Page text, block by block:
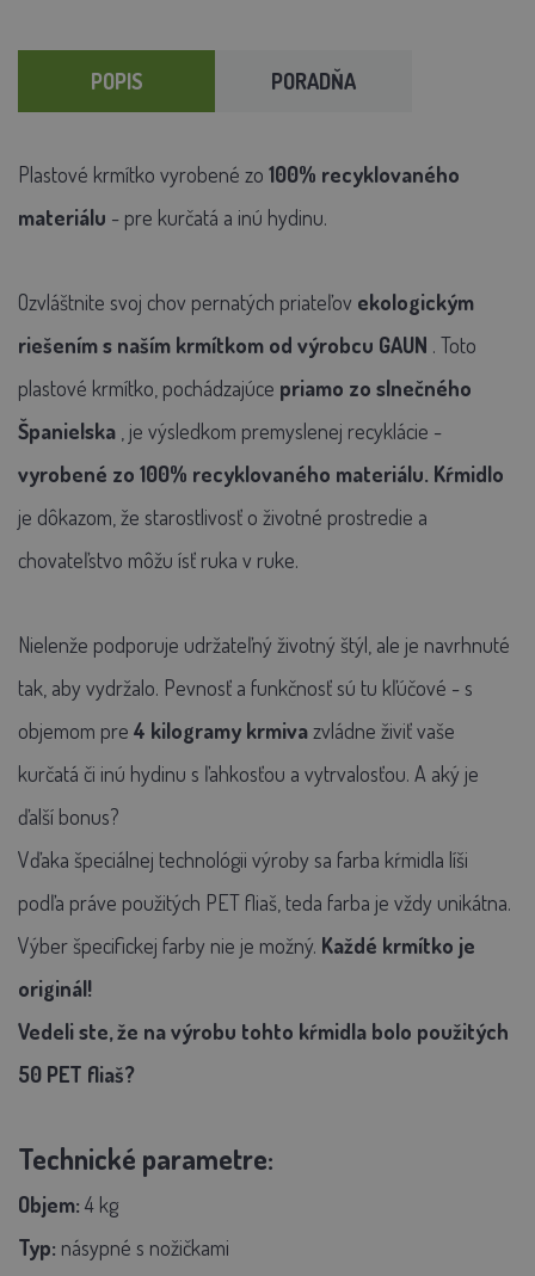
POPIS PORADŇA
Plastové krmítko vyrobené zo 100% recyklovaného
materiálu - pre kurčatá a inú hydinu.
Ozvláštnite svoj chov pernatých priateľov ekologickým
riešením s naším krmítkom od výrobcu GAUN . Toto
plastové krmítko, pochádzajúce priamo zo slnečného
Španielska , je výsledkom premyslenej recyklácie -
vyrobené zo 100% recyklovaného materiálu. Kŕmidlo
je dôkazom, že starostlivosť o životné prostredie a
chovateľstvo môžu ísť ruka v ruke.
Nielenže podporuje udržateľný životný štýl, ale je navrhnuté
tak, aby vydržalo. Pevnosť a funkčnosť sú tu kľúčové - s
objemom pre 4 kilogramy krmivazvládne živiť vaše
kurčatá či inú hydinu s ľahkosťou a vytrvalosťou. A aký je
ďalší bonus?
Vďaka špeciálnej technológii výroby sa farba kŕmidla líši
podľa práve použitých PET fliaš, teda farba je vždy unikátna.
Výber špecifickej farby nie je možný. Každé krmítko je
originál!
Vedeli ste, že na výrobu tohto kŕmidla bolo použitých
50 PET fliaš?
Technické parametre:
Objem: 4 kg
Typ: násypné s nožičkami